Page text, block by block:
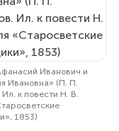
Иванович и
Ивановна» (П. П.
к повести Н. В.
1853)